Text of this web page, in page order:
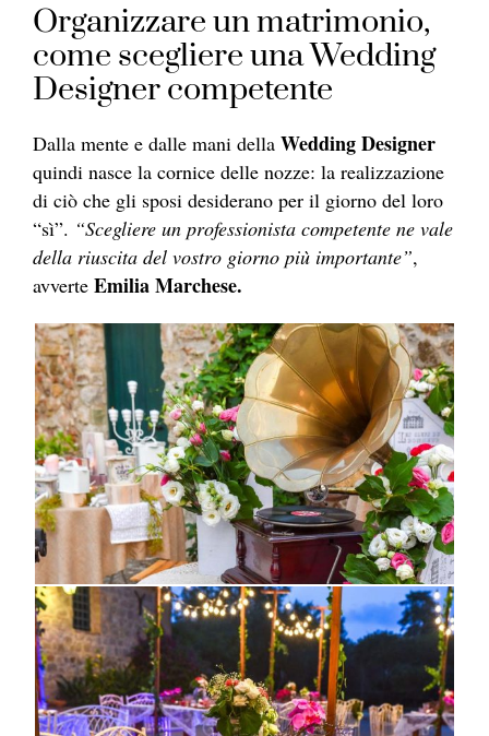
Organizzare un matrimonio,
come scegliere una Wedding
Designer competente
Dalla mente e dalle mani della Wedding Designer
quindi nasce la cornice delle nozze: la realizzazione
di ciò che gli sposi desiderano per il giorno del loro
“sì”. “Scegliere un professionista competente ne vale
della riuscita del vostro giorno più importante”,
avverte Emilia Marchese.